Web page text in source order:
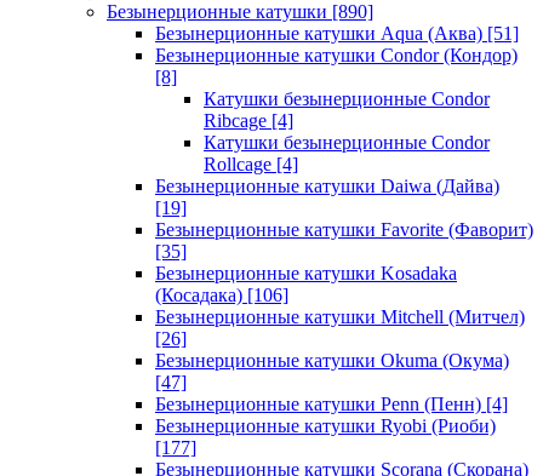
Безынерционные катушки [890]
Безынерционные катушки Aqua (Аква) [51]
Безынерционные катушки Condor (Кондор)
[8]
Катушки безынерционные Condor
Ribcage [4]
Катушки безынерционные Condor
Rollcage [4]
Безынерционные катушки Daiwa (Дайва)
[19]
Безынерционные катушки Favorite (Фаворит)
[35]
Безынерционные катушки Kosadaka
(Косадака) [106]
Безынерционные катушки Mitchell (Митчел)
[26]
Безынерционные катушки Okuma (Окума)
[47]
Безынерционные катушки Penn (Пенн) [4]
Безынерционные катушки Ryobi (Риоби)
[177]
Безынерционные катушки Scorana (Скорана)